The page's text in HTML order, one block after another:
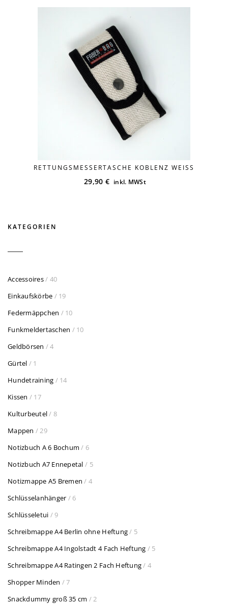
RETTUNGSMESSERTASCHE KOBLENZ WEISS
29,90 € inkl. MWSt
KATEGORIEN
Accessoires/ 40
Einkaufskörbe / 19
Federmäppchen / 10
Funkmeldertaschen / 10
Geldbörsen / 4
Gürtel / 1
Hundetraining / 14
Kissen / 17
Kulturbeutel/ 8
Mappen / 29
Notizbuch A 6 Bochum / 6
Notizbuch A7 Ennepetal / 5
Notizmappe A5 Bremen / 4
Schlüsselanhänger / 6
Schlüsseletui / 9
Schreibmappe A4 Berlin ohne Heftung/ 5
Schreibmappe A4 Ingolstadt 4 Fach Heftung / 5
Schreibmappe A4 Ratingen 2 Fach Heftung/ 4
Shopper Minden / 7
Snackdummy groß 35 cm / 2